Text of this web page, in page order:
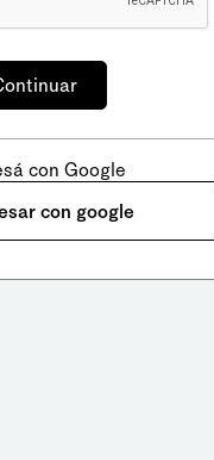
con Google
con google